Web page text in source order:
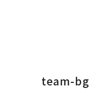
team-